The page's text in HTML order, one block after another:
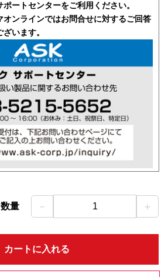
ートセンターをご利用ください。
オンラインではお問合せに対するご回答
います。
数量 － 1 ＋
カートに入れる